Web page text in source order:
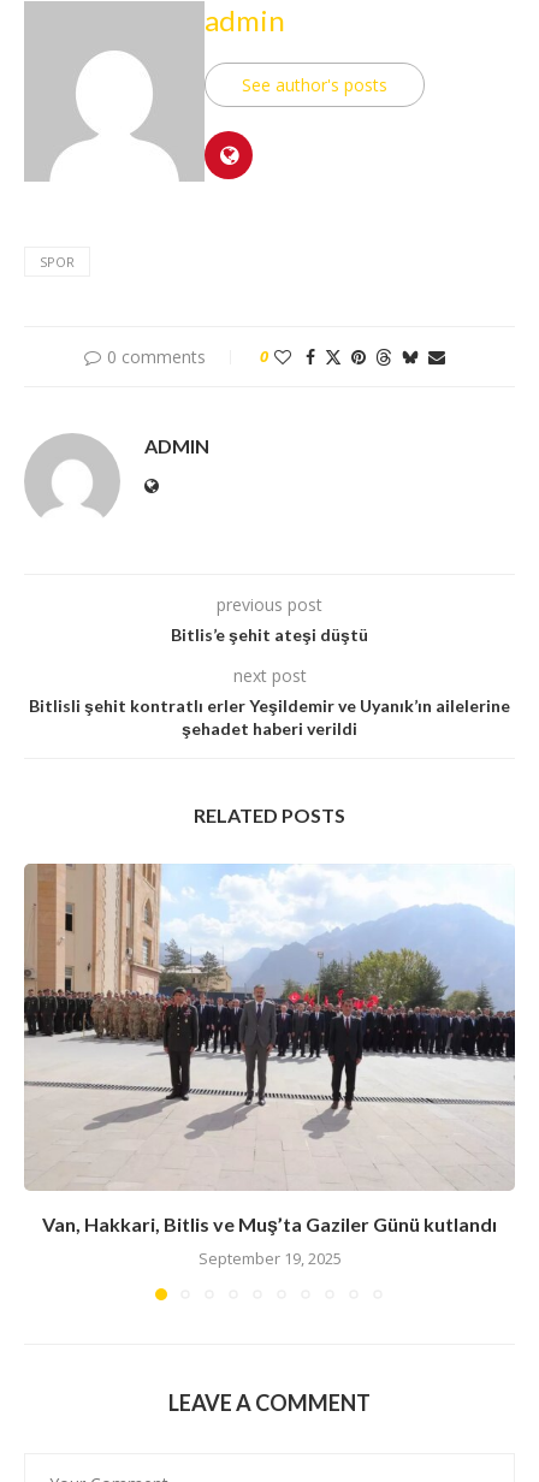
admin
See author's posts
SPOR
0 comments 0
ADMIN
previous post
Bitlis’e şehit ateşi düştü
next post
Bitlisli şehit kontratlı erler Yeşildemir ve Uyanık’ın ailelerine
şehadet haberi verildi
RELATED POSTS
Van, Hakkari, Bitlis ve Muş’ta Gaziler Günü kutlandı
September 19, 2025
LEAVE A COMMENT